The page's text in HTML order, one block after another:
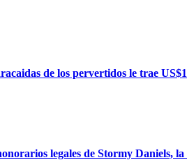
de los pervertidos le trae
legales de Stormy Daniels,